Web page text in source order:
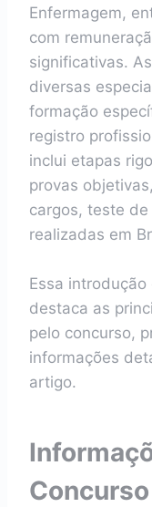
Enfermagem,
com
significativas.
diversas
formação
registro
inclui etapas
provas
cargos, teste
realizadas em
Essa
destaca as
pelo concurso,
informações
artigo.
Concurso